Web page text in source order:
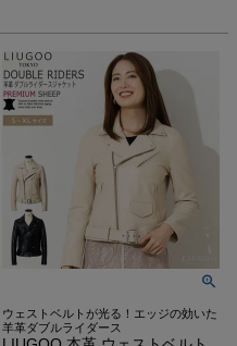
ウェストベルトが光る！エッジの効いた
羊革ダブルライダース